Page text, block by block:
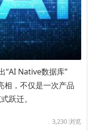
“AI Native数据库”
相，不仅是一次产品
跃迁。
3,230浏览